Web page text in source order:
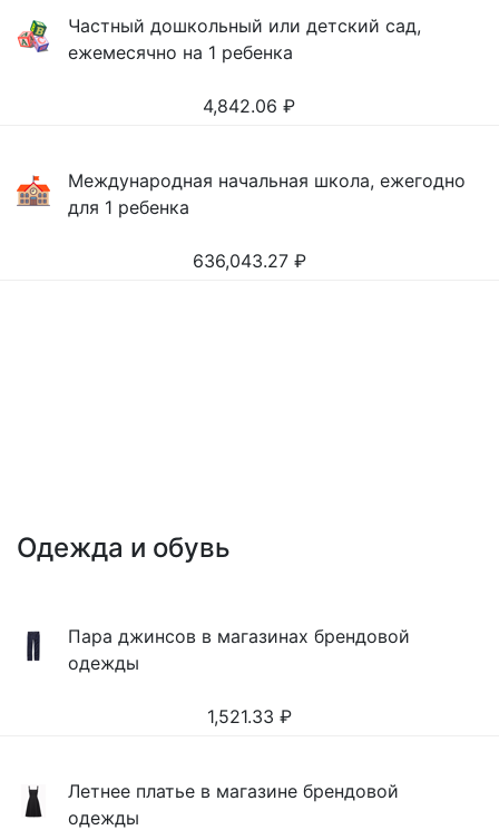
Частный дошкольный или детский сад,
ежемесячно на 1 ребенка
4,842.06 ₽
Международная начальная школа, ежегодно
для 1 ребенка
636,043.27 ₽
Одежда и обувь
Пара джинсов в магазинах брендовой
одежды
1,521.33 ₽
Летнее платье в магазине брендовой
одежды